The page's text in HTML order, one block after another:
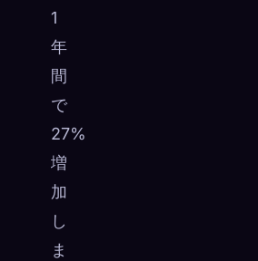
1
年
間
で
27%
増
加
し
ま